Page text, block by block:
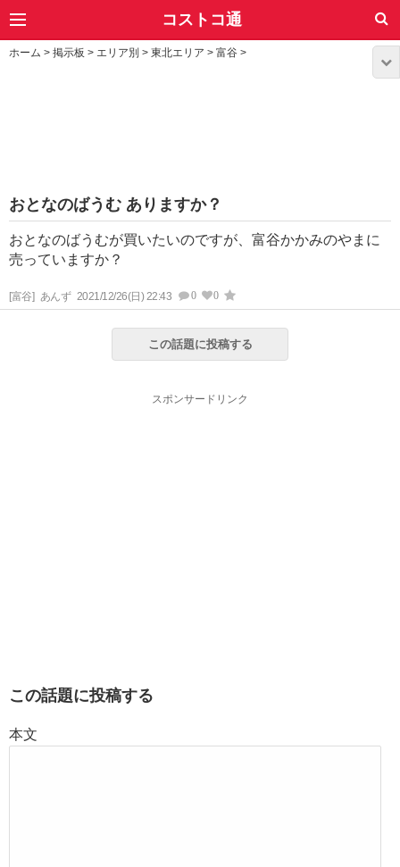
コストコ通
ホーム > 掲示板 > エリア別 > 東北エリア > 富谷 >
おとなのばうむ ありますか？
おとなのばうむが買いたいのですが、富谷かかみのやまに
売っていますか？
[富谷] あんず 2021/12/26(日) 22:43 0 0
この話題に投稿する
スポンサードリンク
この話題に投稿する
本文